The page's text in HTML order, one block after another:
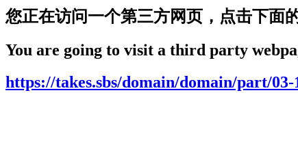
您正在访问一个第三方网页，点击下面
You are going to visit a third party
https://takes.sbs/domain/domain/part/03-